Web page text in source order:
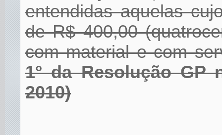
entendidas aquelas
de R$ 400,00
com material e com
1° da Resolução GP
2010)